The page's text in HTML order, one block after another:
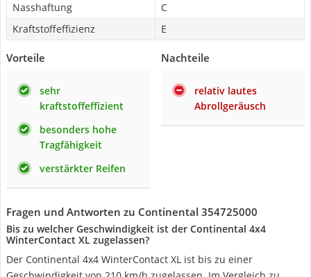
Nasshaftung
C
Kraftstoffeffizienz
E
Vorteile
sehr
kraftstoffeffizient
besonders hohe
Tragfähigkeit
verstärkter Reifen
Nachteile
relativ lautes
Abrollgeräusch
Fragen und Antworten zu Continental 354725000
Bis zu welcher Geschwindigkeit ist der Continental 4x4
WinterContact XL zugelassen?
Der Continental 4x4 WinterContact XL ist bis zu einer